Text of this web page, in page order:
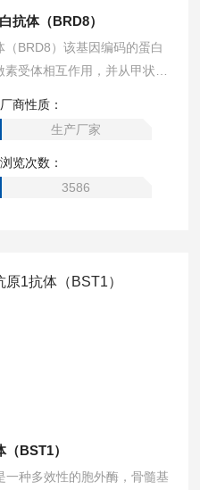
抗体（BRD8）
BRD8）该基因编码的蛋白
受体相互作用，并从甲状腺
。已经鉴定出三种编码不同
厂商性质：
生产厂家
浏览次数：
3586
BST1）
种多效性的胞外酶，骨髓基